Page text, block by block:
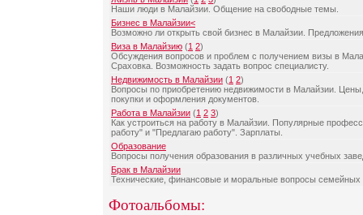
Наши люди в Малайзии. Общение на свободные темы.
Бизнес в Малайзии<
Возможно ли открыть свой бизнес в Малайзии.
Виза в Малайзию (1 2)
Обсуждения вопросов и проблем с получением визы в
Сраховка. Возможность задать вопрос специалисту.
Недвижимость в Малайзии (1 2)
Вопросы по приобретению недвижимости в Малайзии.
покупки и оформления документов.
Работа в Малайзии (1 2 3)
Как устроиться на работу в Малайзии. Популярные
работу" и "Предлагаю работу". Зарплаты.
Образование
Вопросы получения образования в различных учебных
Брак в Малайзии
Технические, финансовые и моральные вопросы семейных
Фотоальбомы: